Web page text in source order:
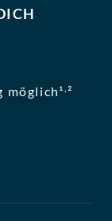
möglich¹,²